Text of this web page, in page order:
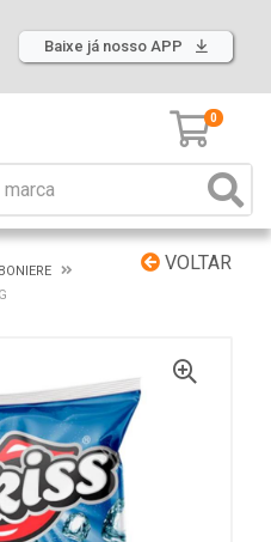
Baixe já nosso APP
0
VOLTAR